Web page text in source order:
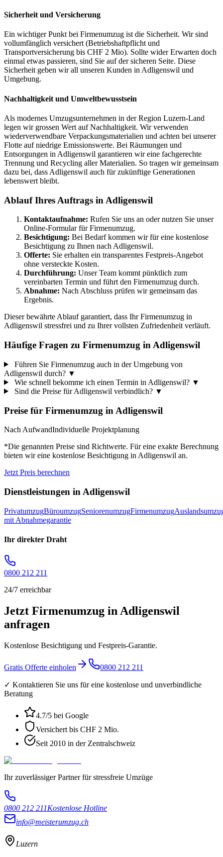
Sicherheit und Versicherung
Ein wichtiger Punkt bei Firmenumzug ist die Sicherheit. Wir sind
vollumfänglich versichert (Betriebshaftpflicht und
Transportversicherung bis CHF 2 Mio). Sollte wider Erwarten doch
einmal etwas passieren, sind Sie auf der sicheren Seite. Diese
Sicherheit geben wir all unseren Kunden in Adligenswil und
Umgebung.
Nachhaltigkeit und Umweltbewusstsein
Als modernes Umzugsunternehmen in der Region Luzern-Land
legen wir grossen Wert auf Nachhaltigkeit. Wir verwenden
wiederverwendbare Verpackungsmaterialien und achten bei unserer
Flotte auf niedrige Emissionswerte. Bei Räumungen und
Entsorgungen in Adligenswil garantieren wir eine fachgerechte
Trennung und Recycling aller Materialien. So tragen wir gemeinsam
dazu bei, dass Adligenswil auch für zukünftige Generationen
lebenswert bleibt.
Ablauf Ihres Auftrags in Adligenswil
Kontaktaufnahme: Rufen Sie uns an oder nutzen Sie unser
Online-Formular für Firmenumzug.
Besichtigung: Bei Bedarf kommen wir für eine kostenlose
Besichtigung zu Ihnen nach Adligenswil.
Offerte: Sie erhalten ein transparentes Festpreis-Angebot
ohne versteckte Kosten.
Durchführung: Unser Team kommt pünktlich zum
vereinbarten Termin und führt den Firmenumzug durch.
Abnahme: Nach Abschluss prüfen wir gemeinsam das
Ergebnis.
Dieser bewährte Ablauf garantiert, dass Ihr Firmenumzug in
Adligenswil stressfrei und zu Ihrer vollsten Zufriedenheit verläuft.
Häufige Fragen zu Firmenumzug in Adligenswil
Führen Sie Firmenumzug auch in der Umgebung von
Adligenswil durch? ▼
Wie schnell bekomme ich einen Termin in Adligenswil? ▼
Sind die Preise für Adligenswil verbindlich? ▼
Preise für Firmenumzug in Adligenswil
Nach AufwandIndividuelle Projektplanung
*Die genannten Preise sind Richtwerte. Für eine exakte Berechnung
bieten wir eine kostenlose Besichtigung in Adligenswil an.
Jetzt Preis berechnen
Dienstleistungen in Adligenswil
PrivatumzugBüroumzugSeniorenumzugFirmenumzug
mit Abnahmegarantie
Ihr direkter Draht
0800 212 211
24/7 erreichbar
Jetzt Firmenumzug in Adligenswil
anfragen
Kostenlose Besichtigung und Festpreis-Garantie.
Gratis Offerte einholen 0800 212 211
✓ Kontaktieren Sie uns für eine kostenlose und unverbindliche
Beratung
4.7/5 bei Google
Versichert bis CHF 2 Mio.
Seit 2010 in der Zentralschweiz
Ihr zuverlässiger Partner für stressfreie Umzüge
0800 212 211Kostenlose Hotline
info@meisterumzug.ch
Luzern